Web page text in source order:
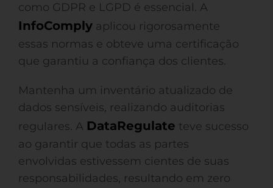
como GDPR e LGPD é essencial. A
InfoComply aplicou rigorosamente
essas normas e obteve uma certificação
que garantiu a confiança dos clientes.
Mantenha um inventário atualizado de
dados sensíveis, realizando auditorias
regulares. A DataRegulate teve sucesso
ao garantir que todas as partes
envolvidas estivessem cientes de suas
responsabilidades, resultando em zero